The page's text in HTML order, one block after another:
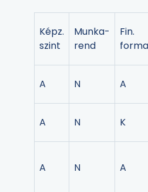
Képz.
szint
Munka-
rend
Fin.
forma
A N A
A N K
A N A